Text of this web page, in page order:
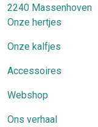
2240 Massenhoven
Onze hertjes
Onze kalfjes
Accessoires
Webshop
Ons verhaal